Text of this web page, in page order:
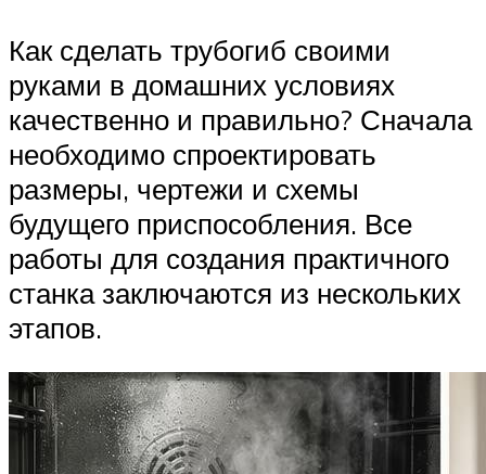
Как сделать трубогиб своими
руками в домашних условиях
качественно и правильно? Сначала
необходимо спроектировать
размеры, чертежи и схемы
будущего приспособления. Все
работы для создания практичного
станка заключаются из нескольких
этапов.